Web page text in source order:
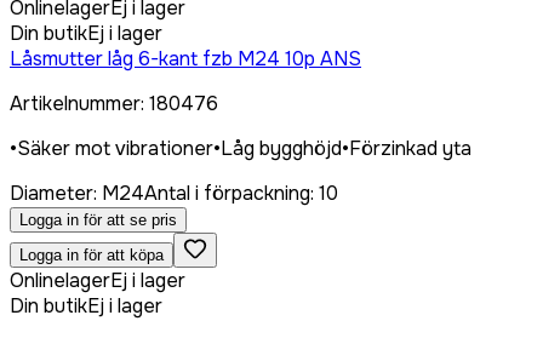
OnlinelagerEj i lager
Din butikEj i lager
Låsmutter låg 6-kant fzb M24 10p ANS
Artikelnummer: 180476
•Säker mot vibrationer•Låg bygghöjd•Förzinkad yta
Diameter: M24Antal i förpackning: 10
Logga in för att se pris
Logga in för att köpa
OnlinelagerEj i lager
Din butikEj i lager